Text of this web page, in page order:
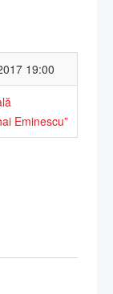
19:00
Eminescu”